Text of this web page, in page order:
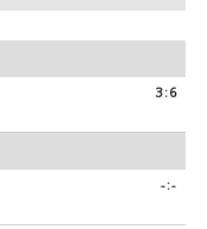
3:6
-:-